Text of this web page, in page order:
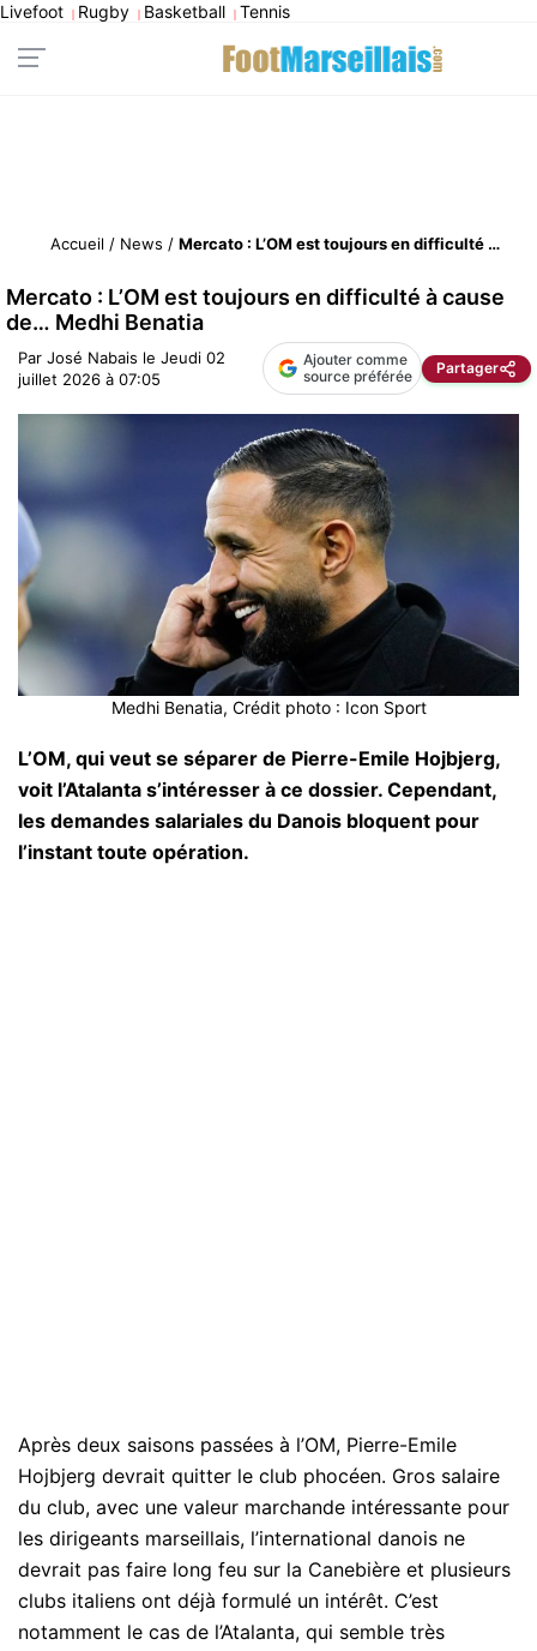
Livefoot | Rugby | Basketball | Tennis
Accueil / News / Mercato : L’OM est toujours en difficulté à cause de… Medhi Benatia
Mercato : L’OM est toujours en difficulté à cause
de… Medhi Benatia
Par José Nabais le Jeudi 02
juillet 2026 à 07:05
Ajouter comme
source préférée
Partager
Medhi Benatia, Crédit photo : Icon Sport
L’OM, qui veut se séparer de Pierre-Emile Hojbjerg,
voit l’Atalanta s’intéresser à ce dossier. Cependant,
les demandes salariales du Danois bloquent pour
l’instant toute opération.
Après deux saisons passées à l’OM, Pierre-Emile
Hojbjerg devrait quitter le club phocéen. Gros salaire
du club, avec une valeur marchande intéressante pour
les dirigeants marseillais, l’international danois ne
devrait pas faire long feu sur la Canebière et plusieurs
clubs italiens ont déjà formulé un intérêt. C’est
notamment le cas de l’Atalanta, qui semble très